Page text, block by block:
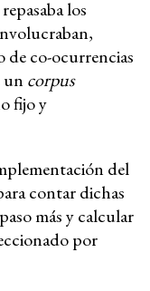
los
de co-ocurrencias
un corpus
fijo y
del
contar dichas
más y calcular
por